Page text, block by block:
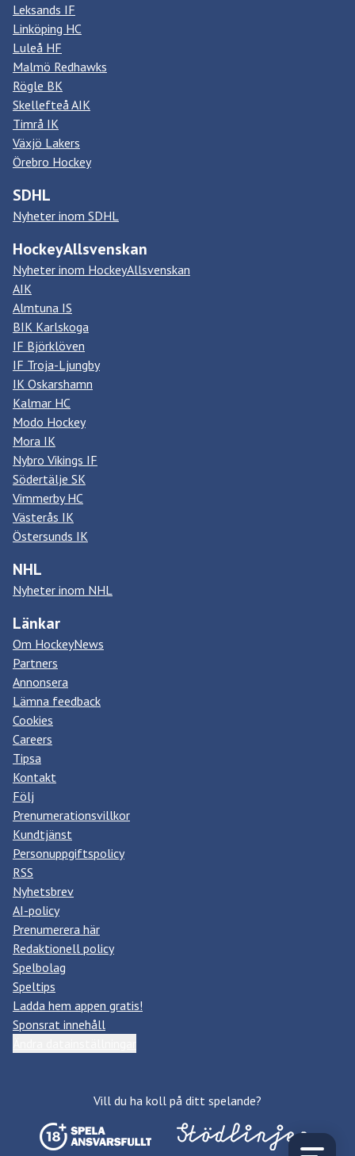
Leksands IF
Linköping HC
Luleå HF
Malmö Redhawks
Rögle BK
Skellefteå AIK
Timrå IK
Växjö Lakers
Örebro Hockey
SDHL
Nyheter inom SDHL
HockeyAllsvenskan
Nyheter inom HockeyAllsvenskan
AIK
Almtuna IS
BIK Karlskoga
IF Björklöven
IF Troja-Ljungby
IK Oskarshamn
Kalmar HC
Modo Hockey
Mora IK
Nybro Vikings IF
Södertälje SK
Vimmerby HC
Västerås IK
Östersunds IK
NHL
Nyheter inom NHL
Länkar
Om HockeyNews
Partners
Annonsera
Lämna feedback
Cookies
Careers
Tipsa
Kontakt
Följ
Prenumerationsvillkor
Kundtjänst
Personuppgiftspolicy
RSS
Nyhetsbrev
AI-policy
Prenumerera här
Redaktionell policy
Spelbolag
Speltips
Ladda hem appen gratis!
Sponsrat innehåll
Vill du ha koll på ditt spelande?